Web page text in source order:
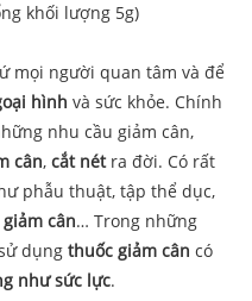
khối lượng 5g)
mọi người quan tâm và để
hình và sức khỏe. Chính
nhu cầu giảm cân,
cân, cắt nétra đời. Có rất
phẫu thuật, tập thể dục,
cân… Trong những
dụng thuốc giảm cân có
như sức lực.